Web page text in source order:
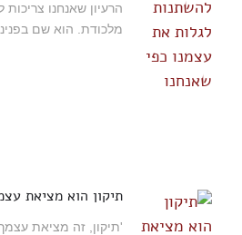
הרעיון שאנחנו
מלכודת. הוא שם
תיקון הוא מציאת
'תיקון, זה מציאת